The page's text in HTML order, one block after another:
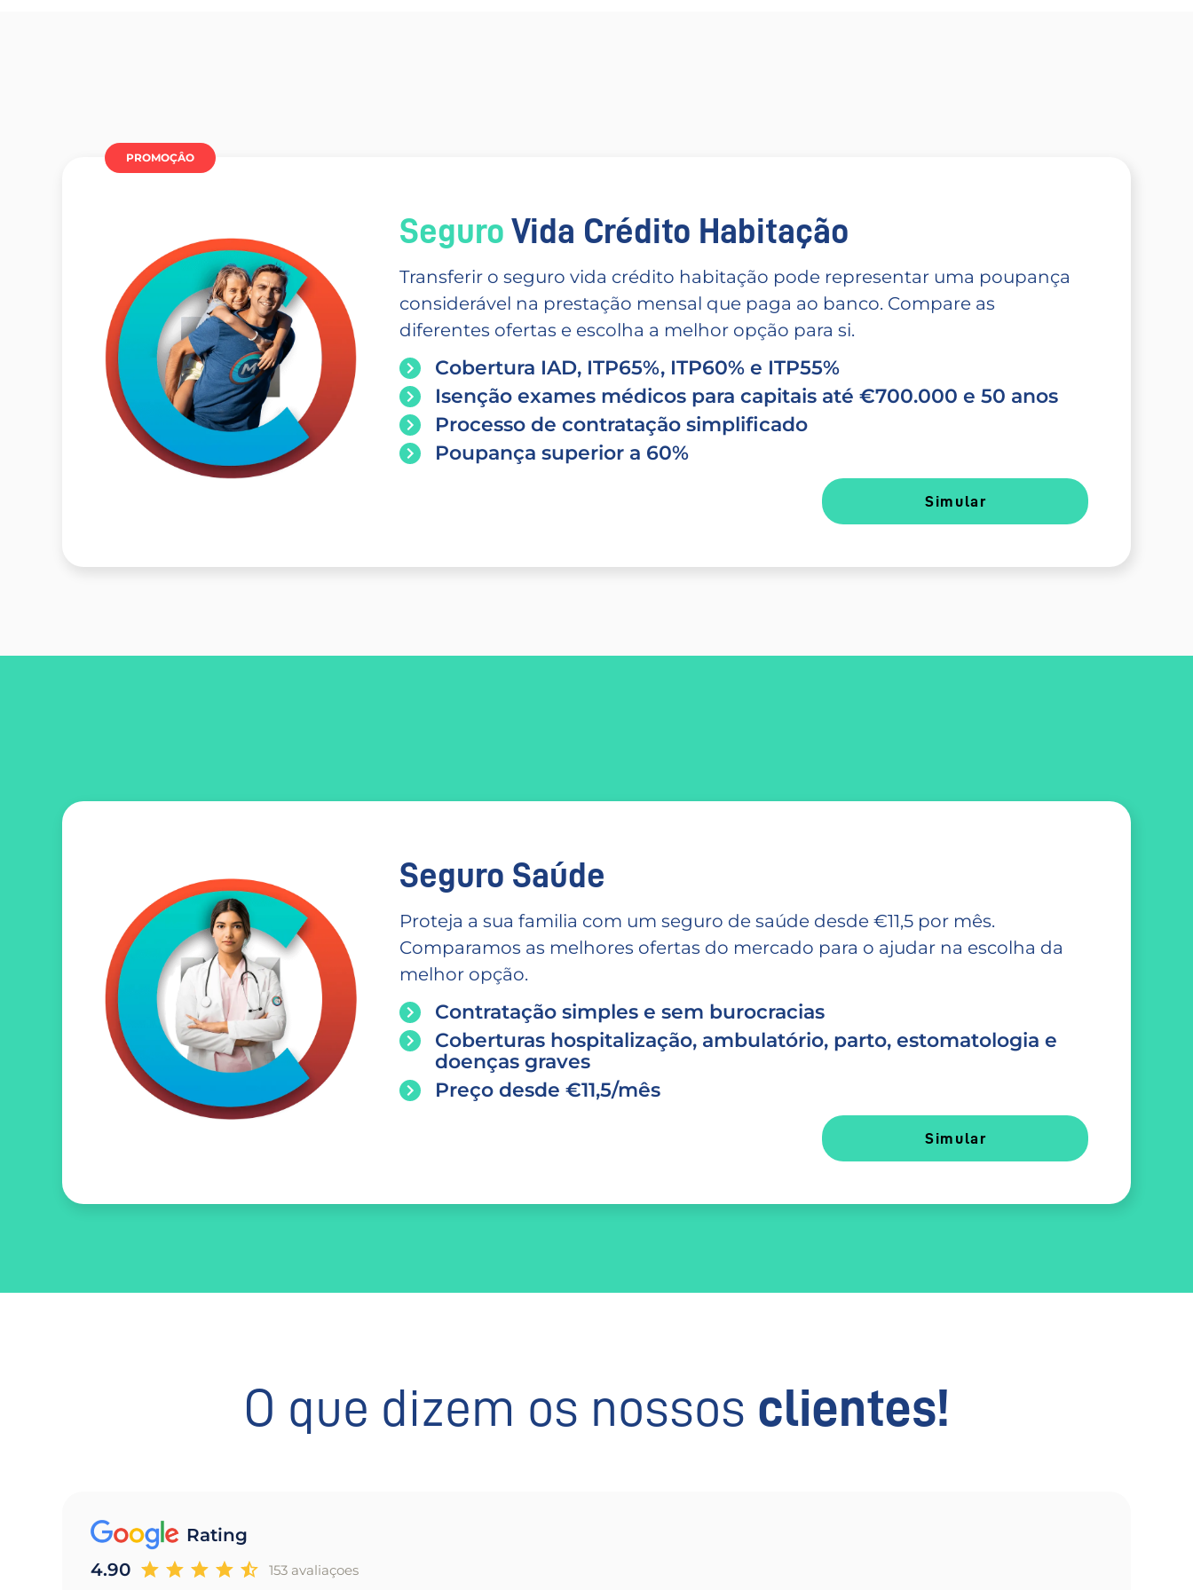
PROMOÇÂO
Seguro Vida Crédito Habitação
Transferir o seguro vida crédito habitação pode representar uma poupança
considerável na prestação mensal que paga ao banco. Compare as
diferentes ofertas e escolha a melhor opção para si.
Cobertura IAD, ITP65%, ITP60% e ITP55%
Isenção exames médicos para capitais até €700.000 e 50 anos
Processo de contratação simplificado
Poupança superior a 60%
Simular
Seguro Saúde
Proteja a sua familia com um seguro de saúde desde €11,5 por mês.
Comparamos as melhores ofertas do mercado para o ajudar na escolha da
melhor opção.
Contratação simples e sem burocracias
Coberturas hospitalização, ambulatório, parto, estomatologia e
doenças graves
Preço desde €11,5/mês
Simular
O que dizem os nossos clientes!
Rating
4.90
153 avaliaçoes